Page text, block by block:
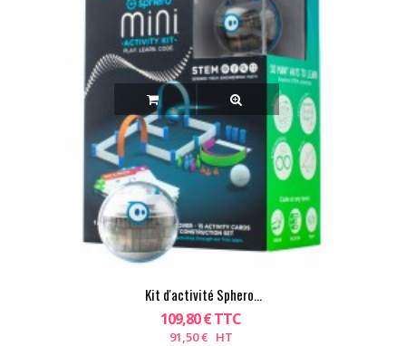
Kit d'activité Sphero...
109,80 € TTC
91,50 € HT